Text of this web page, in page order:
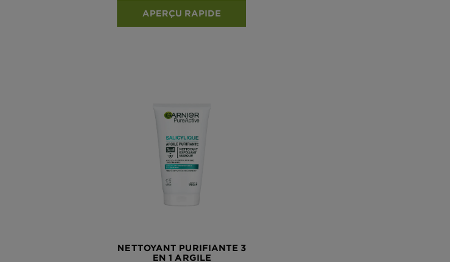
APERÇU RAPIDE
NETTOYANT PURIFIANTE 3
EN 1 ARGILE